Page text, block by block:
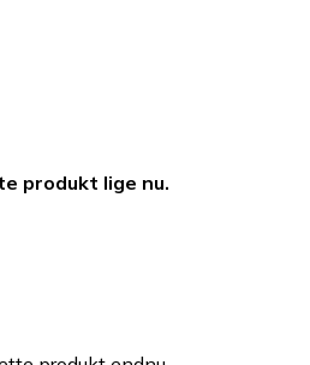
produkt lige nu.